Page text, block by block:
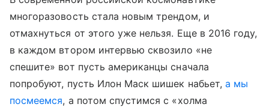
многоразовость стала новым трендом, и
отмахнуться от этого уже нельзя. Еще в 2016 году,
в каждом втором интервью сквозило «не
спешите» вот пусть американцы сначала
попробуют, пусть Илон Маск шишек набьет, а мы
посмеемся, а потом спустимся с «холма